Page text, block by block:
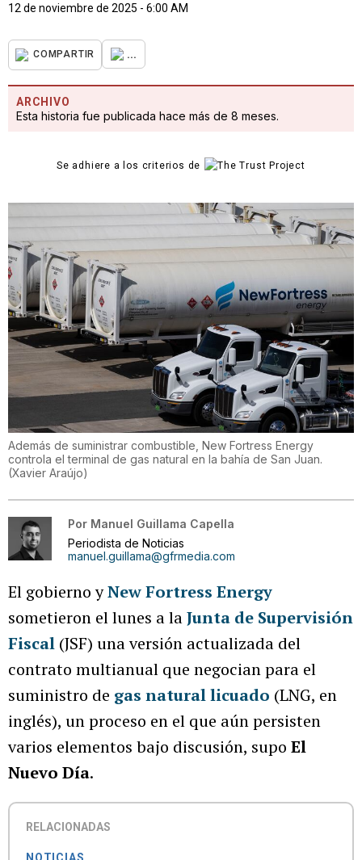
12 de noviembre de 2025 - 6:00 AM
COMPARTIR ...
ARCHIVO
Esta historia fue publicada hace más de 8 meses.
Se adhiere a los criterios de
Además de suministrar combustible, New Fortress Energy
controla el terminal de gas natural en la bahía de San Juan.
(Xavier Araújo)
Por Manuel Guillama Capella
Periodista de Noticias
manuel.guillama@gfrmedia.com
El gobierno yNew Fortress Energy
sometieron el lunes a laJunta de Supervisión
Fiscal (JSF) una versión actualizada del
contrato multianual que negocian para el
suministro de gas natural licuado (LNG, en
inglés), un proceso en el que aún persisten
varios elementos bajo discusión, supo El
Nuevo Día.
RELACIONADAS